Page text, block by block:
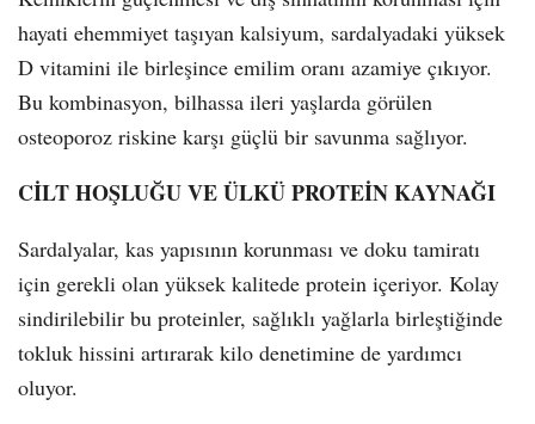
hayati ehemmiyet taşıyan kalsiyum, sardalyadaki yüksek
D vitamini ile birleşince emilim oranı azamiye çıkıyor.
Bu kombinasyon, bilhassa ileri yaşlarda görülen
osteoporoz riskine karşı güçlü bir savunma sağlıyor.
CİLT HOŞLUĞU VE ÜLKÜ PROTEİN KAYNAĞI
Sardalyalar, kas yapısının korunması ve doku tamiratı
için gerekli olan yüksek kalitede protein içeriyor. Kolay
sindirilebilir bu proteinler, sağlıklı yağlarla birleştiğinde
tokluk hissini artırarak kilo denetimine de yardımcı
oluyor.